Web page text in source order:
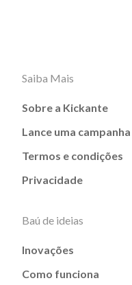
Saiba Mais
Sobre a Kickante
Lance uma campanha
Termos e condições
Privacidade
Baú de ideias
Inovações
Como funciona